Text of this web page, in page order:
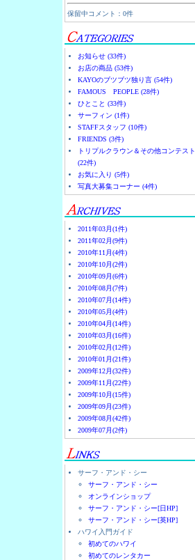
保留中コメント：0件
お知らせ (33件)
お店の商品 (53件)
KAYOのブツブツ独り言 (54件)
FAMOUS PEOPLE (28件)
ひとこと (33件)
サーフィン (1件)
STAFFスタッフ (10件)
FRIENDS (3件)
トリプルクラウン＆その他コンテスト
(22件)
お気に入り (5件)
写真大募集コーナー (4件)
2011年03月(1件)
2011年02月(9件)
2010年11月(4件)
2010年10月(2件)
2010年09月(6件)
2010年08月(7件)
2010年07月(14件)
2010年05月(4件)
2010年04月(14件)
2010年03月(16件)
2010年02月(12件)
2010年01月(21件)
2009年12月(32件)
2009年11月(22件)
2009年10月(15件)
2009年09月(23件)
2009年08月(42件)
2009年07月(2件)
サーフ・アンド・シー
サーフ・アンド・シー
オンラインショップ
サーフ・アンド・シー[日HP]
サーフ・アンド・シー[英HP]
ハワイ入門ガイド
初めてのハワイ
初めてのレンタカー